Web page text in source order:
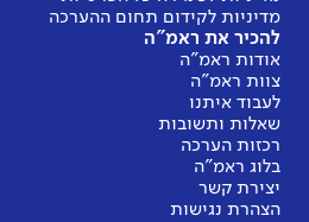
מדיניות לקידום תחום ההערכה
להכיר את ראמ"ה
אודות ראמ"ה
צוות ראמ"ה
לעבוד איתנו
שאלות ותשובות
רכזות הערכה
בלוג ראמ"ה
יצירת קשר
הצהרת נגישות